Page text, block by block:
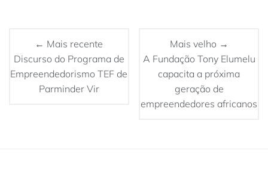
← Mais recente
Discurso do Programa de
Empreendedorismo TEF de
Parminder Vir
Mais velho →
A Fundação Tony Elumelu
capacita a próxima
geração de
empreendedores africanos